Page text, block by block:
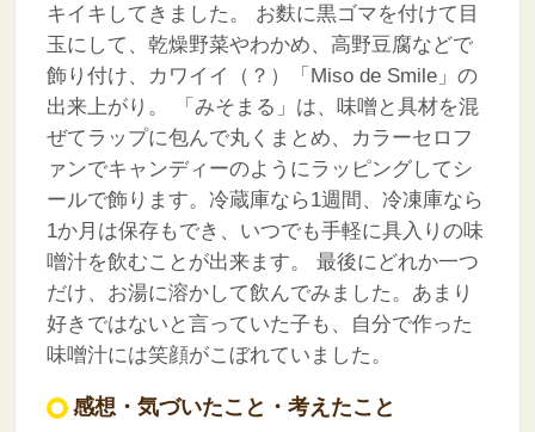
キイキしてきました。
お麩に黒ゴマを付けて目
玉にして、乾燥野菜やわかめ、高野豆腐などで
飾り付け、カワイイ（？）「Miso de Smile」の
出来上がり。
「みそまる」は、味噌と具材を混
ぜてラップに包んで丸くまとめ、カラーセロフ
ァンでキャンディーのようにラッピングしてシ
ールで飾ります。冷蔵庫なら1週間、冷凍庫なら
1か月は保存もでき、いつでも手軽に具入りの味
噌汁を飲むことが出来ます。
最後にどれか一つ
だけ、お湯に溶かして飲んでみました。あまり
好きではないと言っていた子も、自分で作った
味噌汁には笑顔がこぼれていました。
感想・気づいたこと・考えたこと